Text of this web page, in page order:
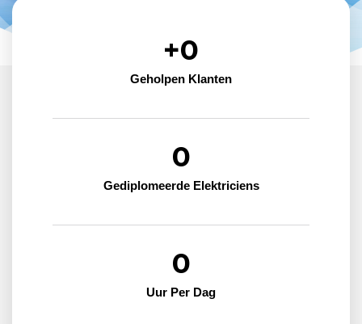
Geholpen Klanten
+0
Gediplomeerde Elektriciens
0
Uur Per Dag
0